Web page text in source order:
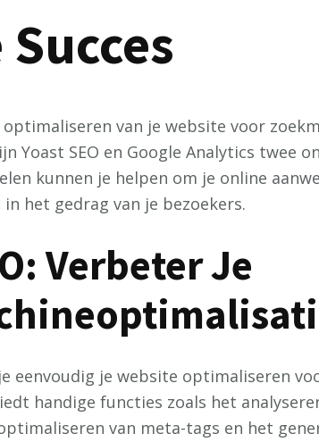
van je website voor
Yoast SEO en Google Analytics twee
kunnen je helpen om je online
het gedrag van je bezoekers.
Verbeter Je
eenvoudig je website optimaliseren
handige functies zoals het
van meta-tags en het